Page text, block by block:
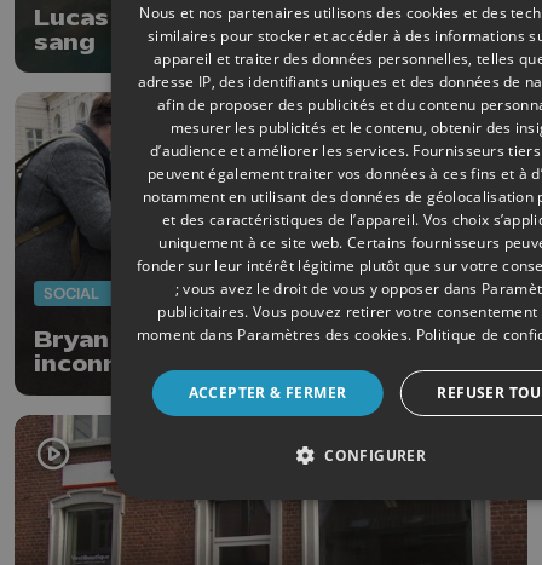
Lucas Henveaux: la natation dans le
sang
SOCIAL 23/03/2023
Bryan Blaffart photographie des
inconnus dans le parc de la Boverie
Nous et nos partenaires utilisons des cookies et des
similaires pour stocker et accéder à des informations
appareil et traiter des données personnelles, telles
adresse IP, des identifiants uniques et des données de
afin de proposer des publicités et du contenu
mesurer les publicités et le contenu, obtenir des
d’audience et améliorer les services. Fournisseurs
peuvent également traiter vos données à ces fins et à
notamment en utilisant des données de géolocalisation
et des caractéristiques de l’appareil. Vos choix
uniquement à ce site web. Certains fournisseurs
fonder sur leur intérêt légitime plutôt que sur votre
; vous avez le droit de vous y opposer dans
publicitaires. Vous pouvez retirer votre
moment dans Paramètres des cookies. Politique de
ACCEPTER & FERMER REFUSER
CONFIGURER